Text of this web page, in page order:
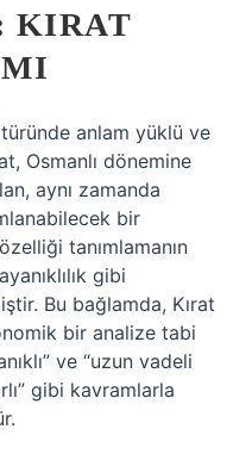
KIRAT
anlam yüklü ve
Osmanlı dönemine
aynı zamanda
bir
tanımlamanın
gibi
Bu bağlamda, Kırat
bir analize tabi
ve “uzun vadeli
gibi kavramlarla